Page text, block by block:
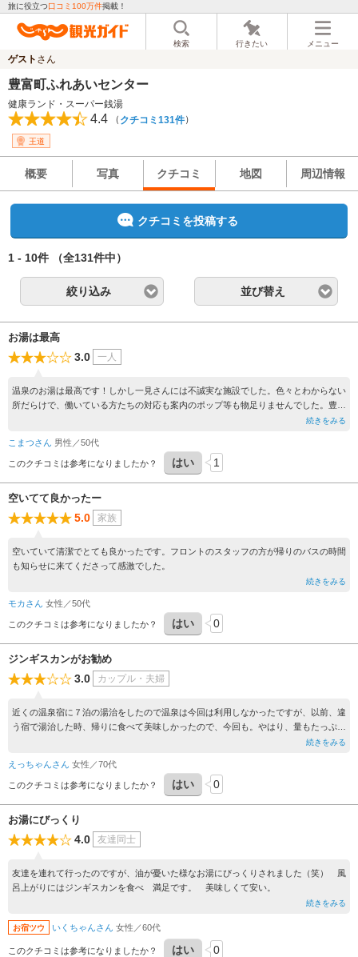
旅に役立つ口コミ100万件掲載！
検索 行きたい メニュー
ゲスト さん
豊富町ふれあいセンター
健康ランド・スーパー銭湯
4.4 （ クチコミ131件）
王道
概要 写真 クチコミ 地図 周辺情報
クチコミを投稿する
1 - 10件 （全131件中）
絞り込み 並び替え
お湯は最高
3.0 一人
温泉のお湯は最高です！しかし一見さんには不誠実な施設でした。色々とわからない
所だらけで、働いている方たちの対応も案内のポップ等も物足りませんでした。豊富
なのに豊富牛乳は品切れでしたし、食堂のラーメンも味がしないと思ったら器の底に
何とか、もう少しで良いので、頑張っていただきたい。温泉が良いだけに。
続きをみる
こまつさん 男性／50代
このクチコミは参考になりましたか？ はい 1
空いてて良かったー
5.0 家族
空いていて清潔でとても良かったです。フロントのスタッフの方が帰りのバスの時間
も知らせに来てくださって感激でした。
続きをみる
モカさん 女性／50代
このクチコミは参考になりましたか？ はい 0
ジンギスカンがお勧め
3.0 カップル・夫婦
近くの温泉宿に７泊の湯治をしたので温泉は今回は利用しなかったですが、以前、違
う宿で湯治した時、帰りに食べて美味しかったので、今回も。やはり、量もたっぷり
続きをみる
えっちゃんさん 女性／70代
このクチコミは参考になりましたか？ はい 0
お湯にびっくり
4.0 友達同士
友達を連れて行ったのですが、油が憂いた様なお湯にびっくりされました（笑） 風
呂上がりにはジンギスカンを食べ 満足です。 美味しくて安い。
続きをみる
お宿ツウ いくちゃんさん 女性／60代
このクチコミは参考になりましたか？ はい 0